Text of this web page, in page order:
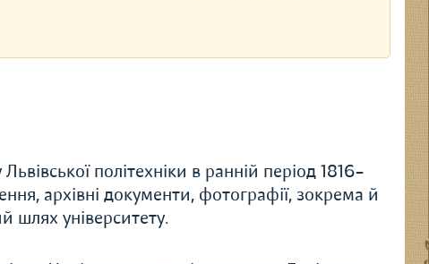
політехніки в ранній період 1816–
архівні документи, фотографії, зокрема й
шлях університету.